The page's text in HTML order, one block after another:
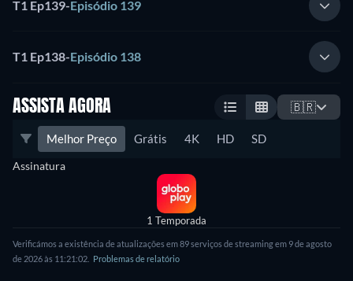
T1 Ep139-Episódio 139
T1 Ep138-Episódio 138
ASSISTA AGORA 🇧🇷
Melhor Preço Grátis 4K HD SD
Assinatura
1 Temporada
Verificámos a existência de atualizações em 89 serviços de streaming em 9 de agosto
de 2026 às 11:21:02.
Problemas de relatório